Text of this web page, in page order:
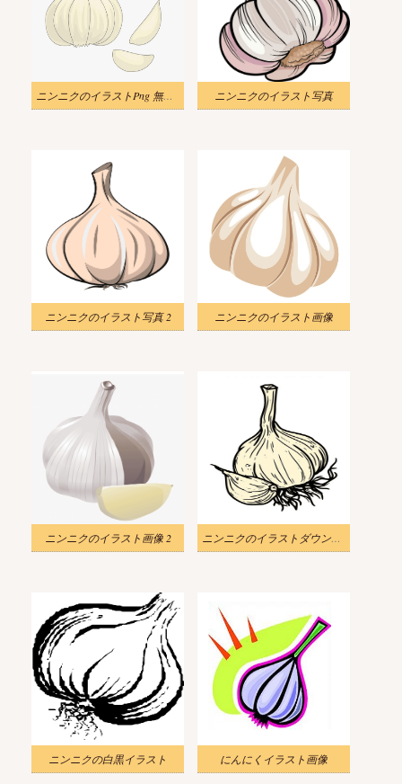
ニンニクのイラストPng 無料 2 ニンニクのイラスト写真
ニンニクのイラスト写真 2 ニンニクのイラスト画像
ニンニクのイラスト画像 2 ニンニクのイラストダウンロード
ニンニクの白黒イラスト にんにくイラスト画像